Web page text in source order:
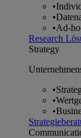
•
•
•Ad-
Research
Strategy
•
•
•